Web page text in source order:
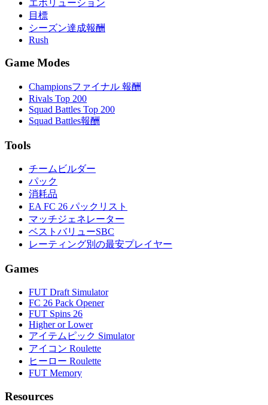
エボリューション
目標
シーズン達成報酬
Rush
Game Modes
Championsファイナル 報酬
Rivals Top 200
Squad Battles Top 200
Squad Battles報酬
Tools
チームビルダー
パック
消耗品
EA FC 26 パックリスト
マッチジェネレーター
ベストバリューSBC
レーティング別の最安プレイヤー
Games
FUT Draft Simulator
FC 26 Pack Opener
FUT Spins 26
Higher or Lower
アイテムピック Simulator
アイコン Roulette
ヒーロー Roulette
FUT Memory
Resources